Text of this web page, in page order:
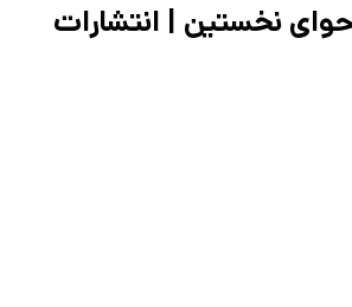
نخستین | انتشارات